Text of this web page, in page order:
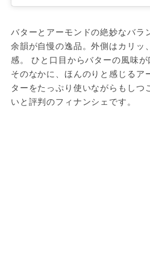
バターとアーモンドの絶妙なバラ
余韻が自慢の逸品。外側はカリッ
感。 ひと口目からバターの風味が
そのなかに、ほんのりと感じるア
ターをたっぷり使いながらもしつ
いと評判のフィナンシェです。